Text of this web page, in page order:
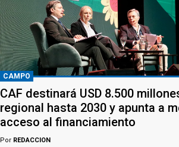
CAMPO
CAF destinará USD 8.500
regional hasta 2030 y apunta a
acceso al financiamiento
Por REDACCION